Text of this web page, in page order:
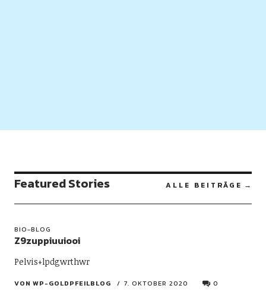
Featured Stories ALLE BEITRÄGE
BIO-BLOG
Z9zuppiuuiooi
Pelvis+lpdgwrthwr
VON WP-GOLDPFEILBLOG 7. OKTOBER 2020 0